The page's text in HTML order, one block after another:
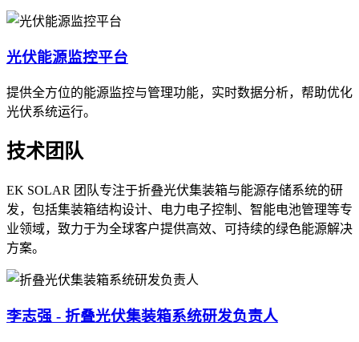
光伏能源监控平台
提供全方位的能源监控与管理功能，实时数据分析，帮助优化
光伏系统运行。
技术团队
EK SOLAR 团队专注于折叠光伏集装箱与能源存储系统的研
发，包括集装箱结构设计、电力电子控制、智能电池管理等专
业领域，致力于为全球客户提供高效、可持续的绿色能源解决
方案。
李志强 - 折叠光伏集装箱系统研发负责人